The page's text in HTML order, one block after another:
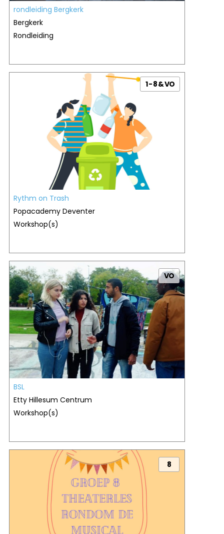
rondleiding Bergkerk
Bergkerk
Rondleiding
1 - 8 & VO
Rythm on Trash
Popacademy Deventer
Workshop(s)
VO
BSL
Etty Hillesum Centrum
Workshop(s)
8